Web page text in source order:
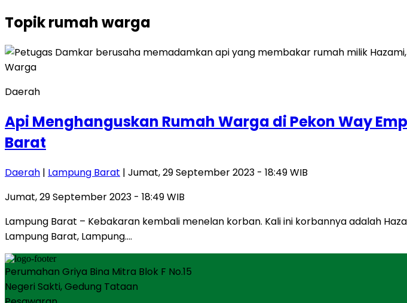
Topikrumah warga
Daerah
Api Menghanguskan Rumah Warga di Pekon Way
Barat
Daerah | Lampung Barat | Jumat, 29 September 2023 - 18:49 WIB
Jumat, 29 September 2023 - 18:49 WIB
Lampung Barat – Kebakaran kembali menelan korban. Kali ini korbannya adalah
Lampung Barat, Lampung….
Perumahan Griya Bina Mitra Blok F No.15
Negeri Sakti, Gedung Tataan